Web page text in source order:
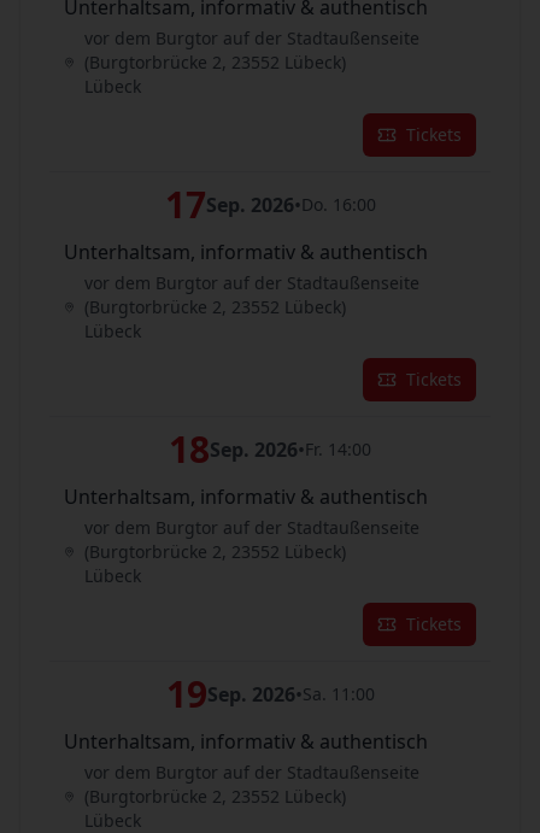
Unterhaltsam, informativ & authentisch
vor dem Burgtor auf der Stadtaußenseite
(Burgtorbrücke 2, 23552 Lübeck)
Lübeck
Tickets
17Sep. 2026•Do. 16:00
Unterhaltsam, informativ & authentisch
vor dem Burgtor auf der Stadtaußenseite
(Burgtorbrücke 2, 23552 Lübeck)
Lübeck
Tickets
18Sep. 2026•Fr. 14:00
Unterhaltsam, informativ & authentisch
vor dem Burgtor auf der Stadtaußenseite
(Burgtorbrücke 2, 23552 Lübeck)
Lübeck
Tickets
19Sep. 2026•Sa. 11:00
Unterhaltsam, informativ & authentisch
vor dem Burgtor auf der Stadtaußenseite
(Burgtorbrücke 2, 23552 Lübeck)
Lübeck